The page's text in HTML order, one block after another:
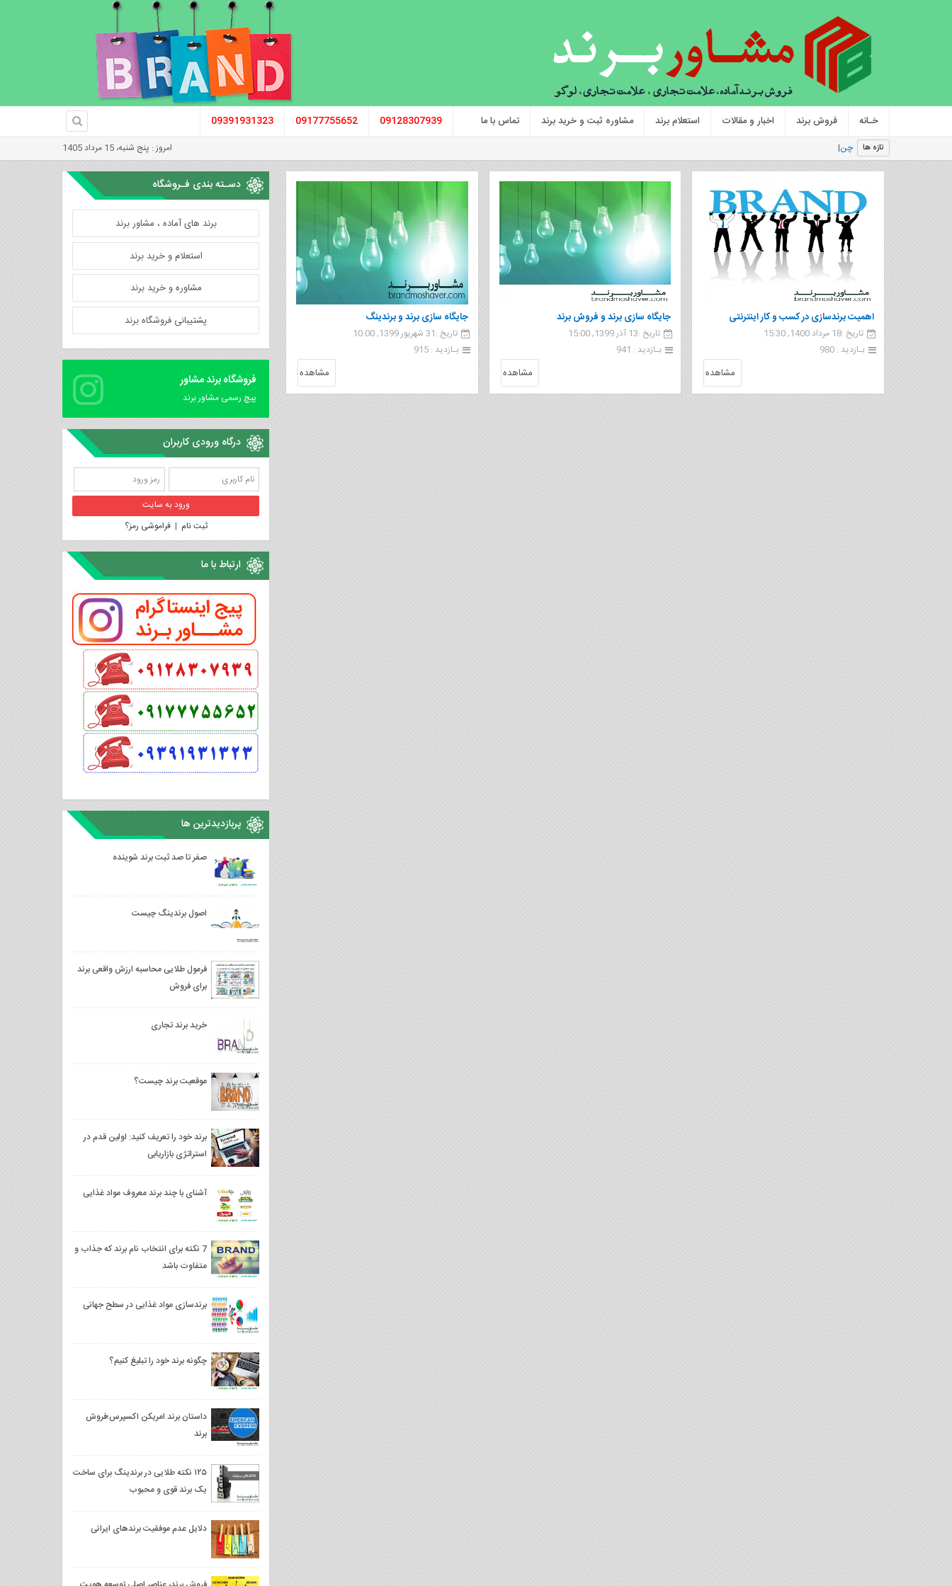
خـانه فروش برند اخبار و مقالات استعلام برند مشاوره ثبت و خرید برند تماس با ما 09128307939
09177755652
09391931323
تازه ها چند اشتباه که به بر امروز : پنج شنبه، 15 مرداد 1405
اهمیت برندسازی در کسب و کار اینترنتی
تاریخ :18 مرداد 1400, 15:30
بـازدید : 980
مشاهده
جایگاه سازی برند و فروش برند
تاریخ :13 آذر 1399, 15:00
بـازدید : 941
مشاهده
جایگاه سازی برند و برندینگ
تاریخ :31 شهریور 1399, 10:00
بـازدید : 915
مشاهده
دسـته بندی فـروشگاه
برند های آماده ، مشاور برند
استعلام و خرید برند
مشاوره و خرید برند
پشتیبانی فروشگاه برند
فروشگاه برند مشاور
پیچ رسمی مشاور برند
درگاه ورودی کاربران
ثبت نام |فراموشی رمز؟
ارتباط با ما
پربازدیدترین ها
صفر تا صد ثبت برند شوینده
اصول برندینگ چیست
فرمول طلایی محاسبه ارزش واقعی برند
برای فروش
خرید برند تجاری
موقعیت برند چیست؟
برند خود را تعریف کنید: اولین قدم در
استراتژی بازاریابی
آشنای با چند برند معروف مواد غذایی
7 نکته برای انتخاب نام برند که جذاب و
متفاوت باشد
برندسازی مواد غذایی در سطح جهانی
چگونه برند خود را تبلیغ کنیم؟
داستان برند امریکن اکسپرس؛فروش
برند
۱۲۵ نکته طلایی در برندینگ برای ساخت
یک برند قوی و محبوب
دلایل عدم موفقیت برندهای ایرانی